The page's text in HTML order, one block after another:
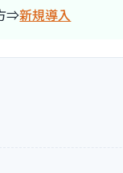
⇒新規導入